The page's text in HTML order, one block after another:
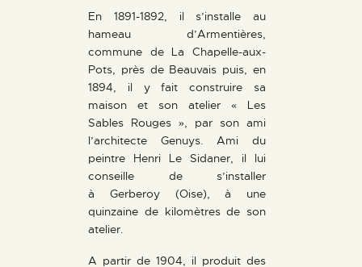
En 1891-1892, il s’installe au
hameau d’Armentières,
commune de La Chapelle-aux-
Pots, près de Beauvais puis, en
1894, il y fait construire sa
maison et son atelier « Les
Sables Rouges », par son ami
l’architecte Genuys. Ami du
peintre Henri Le Sidaner, il lui
conseille de s’installer
à Gerberoy (Oise), à une
quinzaine de kilomètres de son
atelier.
A partir de 1904, il produit des